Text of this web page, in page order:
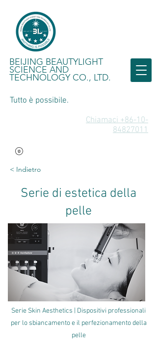
BEIJING BEAUTYLIGHT
SCIENCE AND
TECHNOLOGY CO., LTD.
Tutto è possibile.
Chiamaci +86-10-
84827011
< Indietro
Serie di estetica della
pelle
Serie Skin Aesthetics | Dispositivi professionali
per lo sbiancamento e il perfezionamento della
pelle